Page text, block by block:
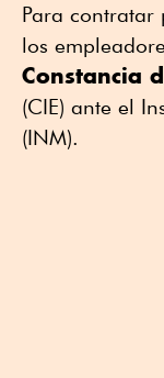
Para contratar
los
Constancia
(CIE) ante el
(INM).